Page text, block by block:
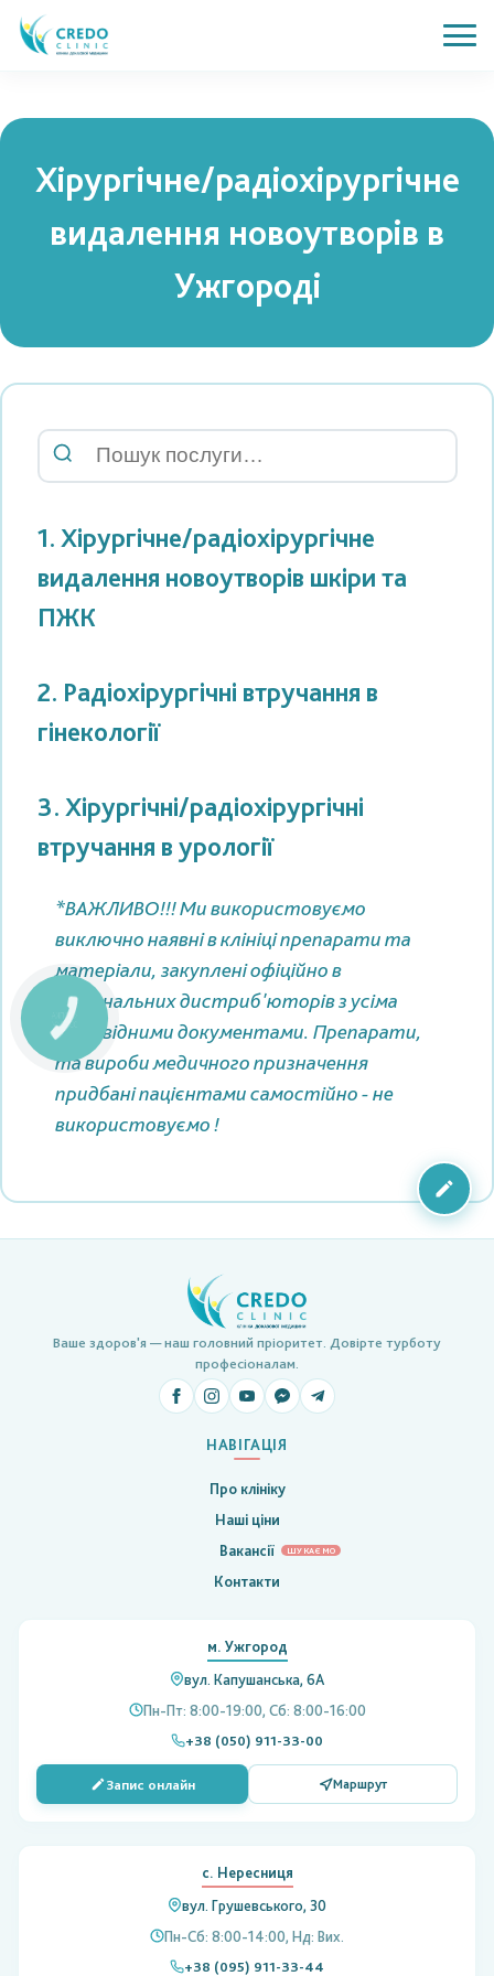
Хірургічне/радіохірургічне
видалення новоутворів в
Ужгороді
1. Хірургічне/радіохірургічне
видалення новоутворів шкіри та
ПЖК
2. Радіохірургічні втручання в
гінекології
3. Хірургічні/радіохірургічні
втручання в урології
*ВАЖЛИВО!!! Ми використовуємо
виключно наявні в клініці препарати та
матеріали, закуплені офіційно в
національних дистриб'юторів з усіма
відповідними документами. Препарати,
та вироби медичного призначення
придбані пацієнтами самостійно - не
використовуємо !
Ваше здоров'я — наш головний пріоритет. Довірте турботу
професіоналам.
НАВІГАЦІЯ
Про клініку
Наші ціни
Вакансії
ШУКАЄМО
Контакти
м. Ужгород
вул. Капушанська, 6А
Пн-Пт: 8:00-19:00, Сб: 8:00-16:00
+38 (050) 911-33-00
Запис онлайн Маршрут
с. Нересниця
вул. Грушевського, 30
Пн-Сб: 8:00-14:00, Нд: Вих.
+38 (095) 911-33-44
КНОПКА
ЗВ'ЯЗКУ